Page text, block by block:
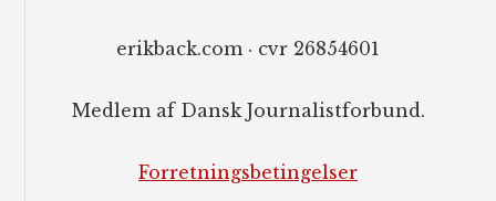
erikback.com · cvr 26854601
Medlem af Dansk Journalistforbund.
Forretningsbetingelser